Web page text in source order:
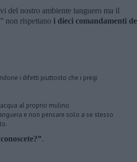
del nostro ambiente tanguero ma il
non rispettano i dieci comandamenti
i difetti piuttosto che i pregi
al proprio mulino
e non pensare solo a se stesso
.